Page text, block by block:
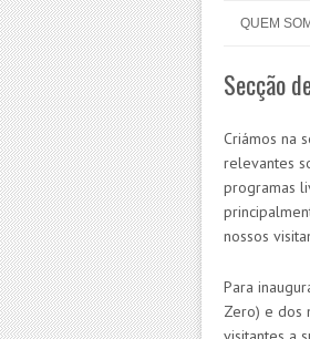
Menu
QUEM
Secção
Criámos na
relevantes
programas
nossos
Para
Zero) e dos